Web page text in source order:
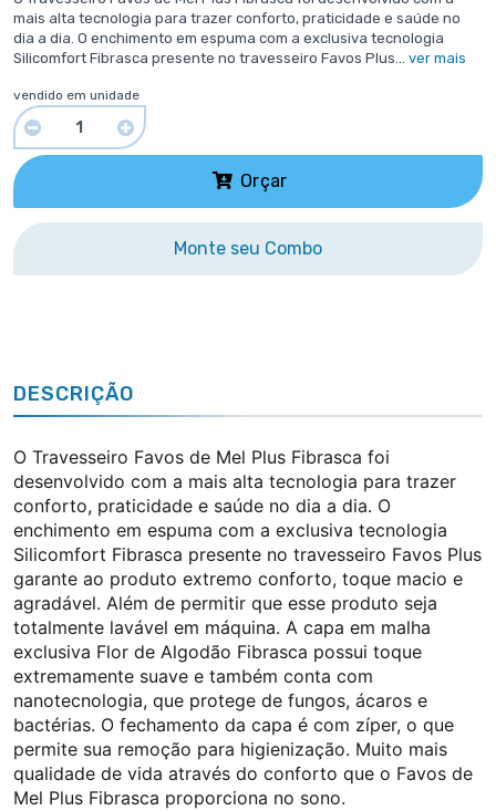
mais alta tecnologia para trazer conforto, praticidade e saúde no
dia a dia. O enchimento em espuma com a exclusiva tecnologia
Silicomfort Fibrasca presente no travesseiro Favos Plus... ver mais
vendido em unidade
Orçar
Monte seu Combo
DESCRIÇÃO
O Travesseiro Favos de Mel Plus Fibrasca foi
desenvolvido com a mais alta tecnologia para trazer
conforto, praticidade e saúde no dia a dia. O
enchimento em espuma com a exclusiva tecnologia
Silicomfort Fibrasca presente no travesseiro Favos Plus
garante ao produto extremo conforto, toque macio e
agradável. Além de permitir que esse produto seja
totalmente lavável em máquina. A capa em malha
exclusiva Flor de Algodão Fibrasca possui toque
extremamente suave e também conta com
nanotecnologia, que protege de fungos, ácaros e
bactérias. O fechamento da capa é com zíper, o que
permite sua remoção para higienização. Muito mais
qualidade de vida através do conforto que o Favos de
Mel Plus Fibrasca proporciona no sono.